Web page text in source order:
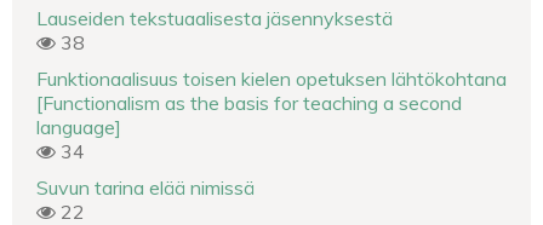
Lauseiden tekstuaalisesta jäsennyksestä
38
Funktionaalisuus toisen kielen opetuksen lähtökohtana
[Functionalism as the basis for teaching a second
language]
34
Suvun tarina elää nimissä
22